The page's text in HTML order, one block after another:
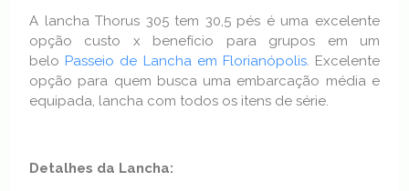
A lancha Thorus 305 tem 30,5 pés é uma excelente
opção custo x benefício para grupos em um
belo Passeio de Lancha em Florianópolis. Excelente
opção para quem busca uma embarcação média e
equipada, lancha com todos os itens de série.
Detalhes da Lancha: